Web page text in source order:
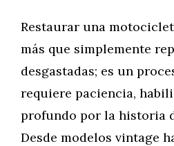
Restaurar una
más que simplemente
desgastadas; es un
requiere paciencia,
profundo por la historia
Desde modelos vintage